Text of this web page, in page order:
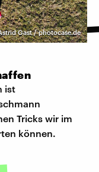
Gast / photocase.de
ist
Tricks wir im
können.